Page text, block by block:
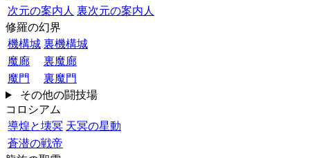
次元の案内人 裏次元の案内人
修羅の幻界
機構城 裏機構城
魔廊
裏魔廊
魔門
裏魔門
その他の闘技場
コロシアム
導煌と壊冥 天冥の星動
蒼潜の戦帝